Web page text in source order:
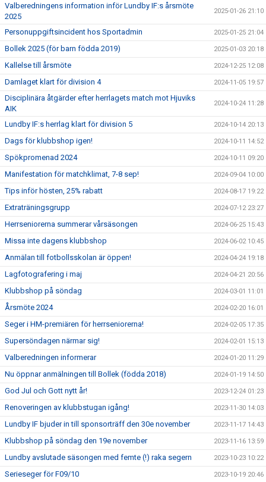
Valberedningens information inför Lundby IF:s årsmöte
2025
2025-01-26 21:10
Personuppgiftsincident hos Sportadmin 2025-01-25 21:04
Bollek 2025 (för barn födda 2019) 2025-01-03 20:18
Kallelse till årsmöte 2024-12-25 12:08
Damlaget klart för division 4 2024-11-05 19:57
Disciplinära åtgärder efter herrlagets match mot Hjuviks
AIK
2024-10-24 11:28
Lundby IF:s herrlag klart för division 5 2024-10-14 20:13
Dags för klubbshop igen! 2024-10-11 14:52
Spökpromenad 2024 2024-10-11 09:20
Manifestation för matchklimat, 7-8 sep! 2024-09-04 10:00
Tips inför hösten, 25% rabatt 2024-08-17 19:22
Extraträningsgrupp 2024-07-12 23:27
Herrseniorerna summerar vårsäsongen 2024-06-25 15:43
Missa inte dagens klubbshop 2024-06-02 10:45
Anmälan till fotbollsskolan är öppen! 2024-04-24 19:18
Lagfotografering i maj 2024-04-21 20:56
Klubbshop på söndag 2024-03-01 11:01
Årsmöte 2024 2024-02-20 16:01
Seger i HM-premiären för herrseniorerna! 2024-02-05 17:35
Supersöndagen närmar sig! 2024-02-01 15:13
Valberedningen informerar 2024-01-20 11:29
Nu öppnar anmälningen till Bollek (födda 2018) 2024-01-19 14:50
God Jul och Gott nytt år! 2023-12-24 01:23
Renoveringen av klubbstugan igång! 2023-11-30 14:03
Lundby IF bjuder in till sponsorträff den 30e november 2023-11-17 14:43
Klubbshop på söndag den 19e november 2023-11-16 13:59
Lundby avslutade säsongen med femte (!) raka segern 2023-10-23 10:22
Serieseger för F09/10 2023-10-19 20:46